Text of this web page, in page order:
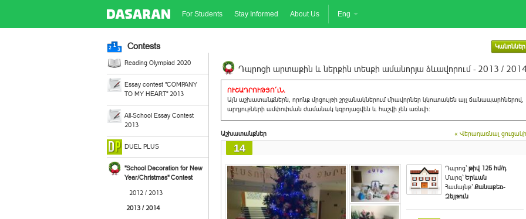
For Students Stay Informed About Us Eng
Contests Կանոններ
Reading Olympiad 2020
Essay contest "COMPANY
TO MY HEART" 2013
All-School Essay Contest
2013
DUEL PLUS
"School Decoration for New
Year/Christmas" Contest
2012 / 2013
2013 / 2014
Դպրոցի արտաքին և ներքին տեսքի ամանորյա ձևավորում - 2013 / 2014
ՈՒՇԱԴՐՈՒԹՅՈ´ւՆ.
Այն աշխատանքներն, որոնք մրցույթի շրջանակներում միավորներ կկուտակեն այլ ճանապարհներով,
արդյուքների ամփոփման ժամանակ կզրոյացվեն և հաշվի չեն առնվի:
Աշխատանքներ « Վերադառնալ
14
Դպրոց`թիվ 125 հմ/դ
Մարզ`Երևան
Համայնք`Քանաքեռ-
Զեյթուն